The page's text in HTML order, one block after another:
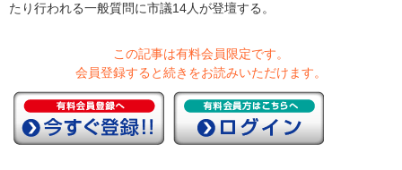
たり行われる一般質問に市議14人が登壇する。
この記事は有料会員限定です。
会員登録すると続きをお読みいただけます。